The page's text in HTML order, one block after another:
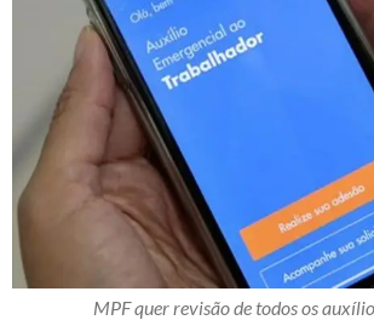
MPF quer revisão de todos os